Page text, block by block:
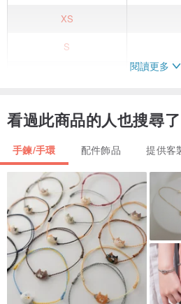
XS
S
XL
/ 商品規格 /
【款式a】葡萄石
●天然石： 葡萄石、白水晶、珍珠(天
●金屬配件：925純銀
●磁扣：銅鍍電鍍保護膜
●石頭尺寸：葡萄石 不規則約7~8mm、
則約6~7mm
●配戴尺寸：15.5cm
閱讀更多
看過此商品的人也搜尋了
手鍊/手環 配件飾品 提供客